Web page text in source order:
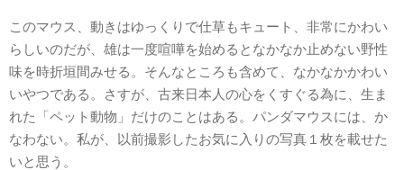
このマウス、動きはゆっくりで仕草もキュート、非常にかわい
らしいのだが、雄は一度喧嘩を始めるとなかなか止めない野性
味を時折垣間みせる。そんなところも含めて、なかなかかわい
いやつである。さすが、古来日本人の心をくすぐる為に、生ま
れた「ペット動物」だけのことはある。パンダマウスには、か
なわない。私が、以前撮影したお気に入りの写真１枚を載せた
いと思う。